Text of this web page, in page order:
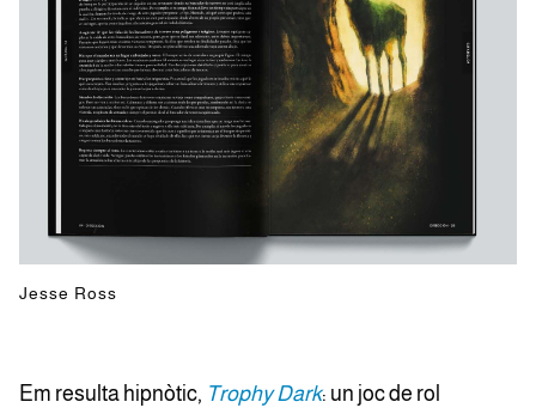
Jesse Ross
Em resulta hipnòtic, Trophy Dark: un joc de rol